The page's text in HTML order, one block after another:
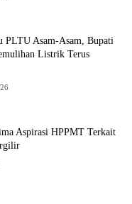
PLTU Asam-Asam, Bupati
Listrik Terus
Aspirasi HPPMT Terkait